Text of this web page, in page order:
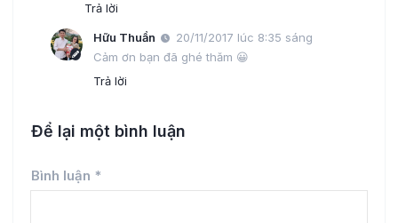
Trả lời
Hữu Thuần
20/11/2017 lúc 8:35 sáng
Cảm ơn bạn đã ghé thăm 😀
Trả lời
Để lại một bình luận
Bình luận *